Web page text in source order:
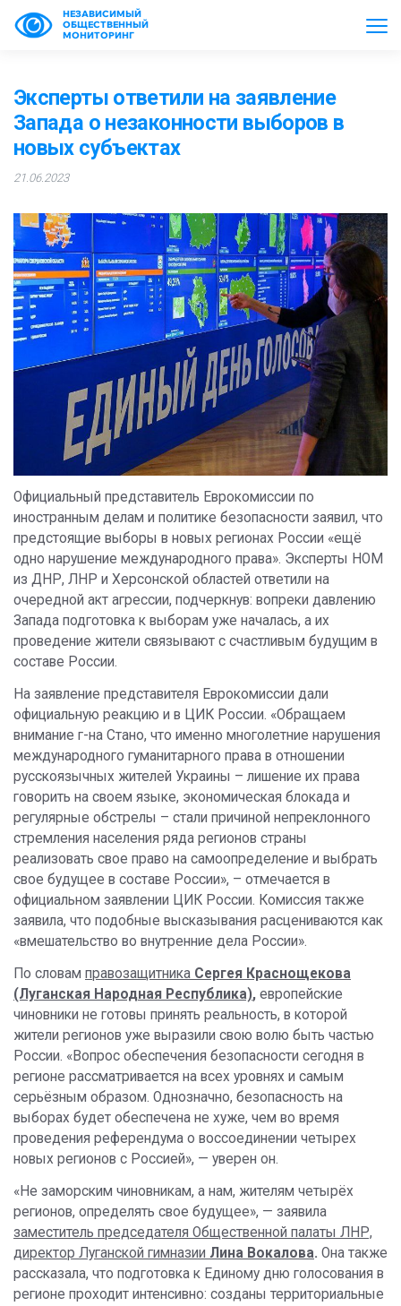
НЕЗАВИСИМЫЙ
ОБЩЕСТВЕННЫЙ
МОНИТОРИНГ
Эксперты ответили на заявление
Запада о незаконности выборов в
новых субъектах
21.06.2023
Официальный представитель Еврокомиссии по
иностранным делам и политике безопасности заявил, что
предстоящие выборы в новых регионах России «ещё
одно нарушение международного права». Эксперты НОМ
из ДНР, ЛНР и Херсонской областей ответили на
очередной акт агрессии, подчеркнув: вопреки давлению
Запада подготовка к выборам уже началась, а их
проведение жители связывают с счастливым будущим в
составе России.
На заявление представителя Еврокомиссии дали
официальную реакцию и в ЦИК России. «Обращаем
внимание г-на Стано, что именно многолетние нарушения
международного гуманитарного права в отношении
русскоязычных жителей Украины – лишение их права
говорить на своем языке, экономическая блокада и
регулярные обстрелы – стали причиной непреклонного
стремления населения ряда регионов страны
реализовать свое право на самоопределение и выбрать
свое будущее в составе России», – отмечается в
официальном заявлении ЦИК России. Комиссия также
заявила, что подобные высказывания расцениваются как
«вмешательство во внутренние дела России».
По словам правозащитника Сергея Краснощекова
(Луганская Народная Республика), европейские
чиновники не готовы принять реальность, в которой
жители регионов уже выразили свою волю быть частью
России. «Вопрос обеспечения безопасности сегодня в
регионе рассматривается на всех уровнях и самым
серьёзным образом. Однозначно, безопасность на
выборах будет обеспечена не хуже, чем во время
проведения референдума о воссоединении четырех
новых регионов с Россией», — уверен он.
«Не заморским чиновникам, а нам, жителям четырёх
регионов, определять свое будущее», — заявила
заместитель председателя Общественной палаты ЛНР,
директор Луганской гимназии Лина Вокалова. Она также
рассказала, что подготовка к Единому дню голосования в
регионе проходит интенсивно: созданы территориальные